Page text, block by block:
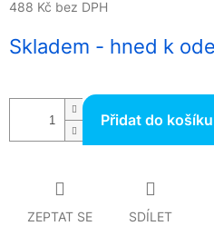
488 Kč bez DPH
cena:
Skladem - hned k
Přidat do košíku
ZEPTAT SE SDÍLET